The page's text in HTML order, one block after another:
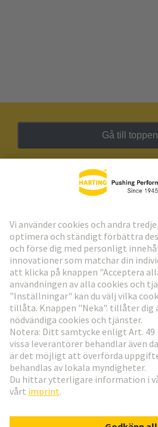
Gå till toppen
HARTING:s nyhetsbrev
Gå till registrering
Social Media
Sverige